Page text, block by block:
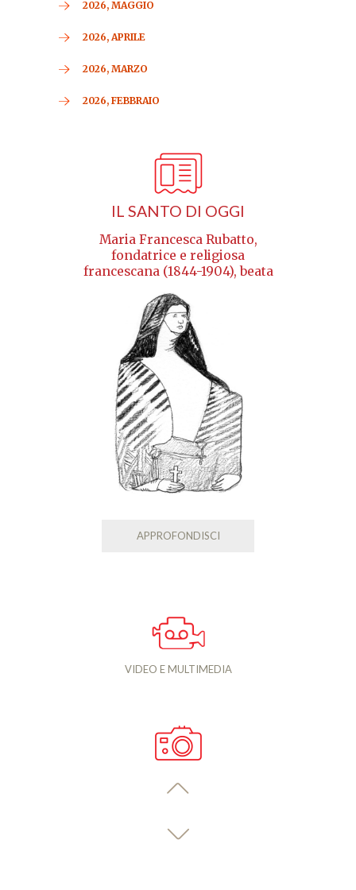
2026, MAGGIO
2026, APRILE
2026, MARZO
2026, FEBBRAIO
IL SANTO DI OGGI
Maria Francesca Rubatto,
fondatrice e religiosa
francescana (1844-1904), beata
APPROFONDISCI
VIDEO E MULTIMEDIA